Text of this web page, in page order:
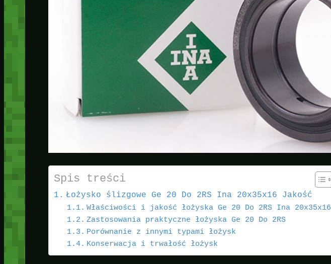
Spis treści
Łożysko ślizgowe Ge 20 Do 2RS Ina 20x35x16 Jakość
Właściwości i jakość łożyska Ge 20 Do 2RS Ina 20x35x16
Zastosowania praktyczne łożyska Ge 20 Do 2RS
Porównanie z innymi typami łożysk
Konserwacja i trwałość łożysk